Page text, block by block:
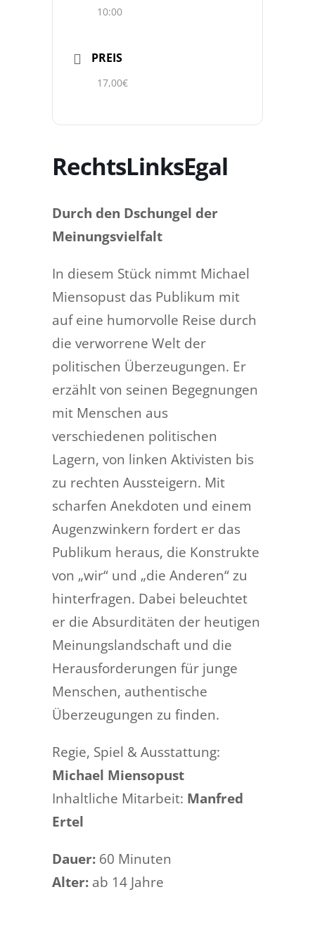
10:00
PREIS
17,00€
RechtsLinksEgal
Durch den Dschungel der
Meinungsvielfalt
In diesem Stück nimmt Michael
Miensopust das Publikum mit
auf eine humorvolle Reise durch
die verworrene Welt der
politischen Überzeugungen. Er
erzählt von seinen Begegnungen
mit Menschen aus
verschiedenen politischen
Lagern, von linken Aktivisten bis
zu rechten Aussteigern. Mit
scharfen Anekdoten und einem
Augenzwinkern fordert er das
Publikum heraus, die Konstrukte
von „wir“ und „die Anderen“ zu
hinterfragen. Dabei beleuchtet
er die Absurditäten der heutigen
Meinungslandschaft und die
Herausforderungen für junge
Menschen, authentische
Überzeugungen zu finden.
Regie, Spiel & Ausstattung:
Michael Miensopust
Inhaltliche Mitarbeit: Manfred
Ertel
Dauer: 60 Minuten
Alter: ab 14 Jahre